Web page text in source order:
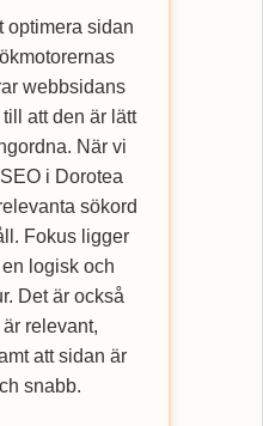
optimera sidan
webbsidans
att den är lätt
När vi
i Dorotea
sökord
Fokus ligger
logisk och
Det är också
relevant,
att sidan är
snabb.